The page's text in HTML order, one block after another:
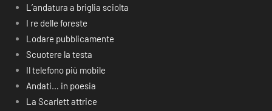
L’andatura a briglia sciolta
I re delle foreste
Lodare pubblicamente
Scuotere la testa
Il telefono più mobile
Andati… in poesia
La Scarlett attrice